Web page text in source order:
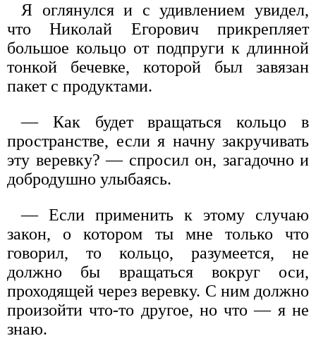
Я оглянулся и с удивлением увидел,
что Николай Егорович прикрепляет
большое кольцо от подпруги к длинной
тонкой бечевке, которой был завязан
пакет с продуктами.
— Как будет вращаться кольцо в
пространстве, если я начну закручивать
эту веревку? — спросил он, загадочно и
добродушно улыбаясь.
— Если применить к этому случаю
закон, о котором ты мне только что
говорил, то кольцо, разумеется, не
должно бы вращаться вокруг оси,
проходящей через веревку. С ним должно
произойти что-то другое, но что — я не
знаю.